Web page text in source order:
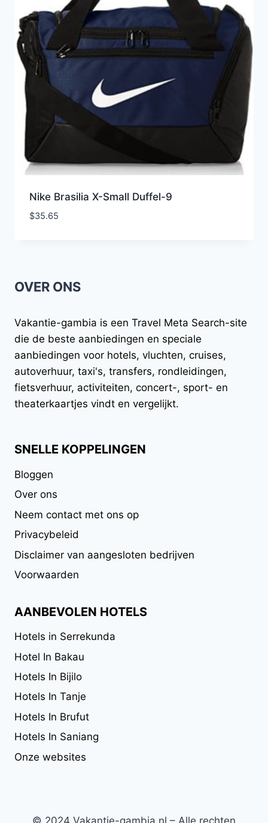
Nike Brasilia X-Small Duffel-9
$35.65
OVER ONS
Vakantie-gambia is een Travel Meta Search-site
die de beste aanbiedingen en speciale
aanbiedingen voor hotels, vluchten, cruises,
autoverhuur, taxi's, transfers, rondleidingen,
fietsverhuur, activiteiten, concert-, sport- en
theaterkaartjes vindt en vergelijkt.
SNELLE KOPPELINGEN
Bloggen
Over ons
Neem contact met ons op
Privacybeleid
Disclaimer van aangesloten bedrijven
Voorwaarden
AANBEVOLEN HOTELS
Hotels in Serrekunda
Hotel In Bakau
Hotels In Bijilo
Hotels In Tanje
Hotels In Brufut
Hotels In Saniang
Onze websites